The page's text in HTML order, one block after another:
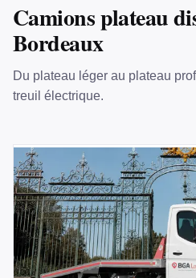
Camions plateau
Bordeaux
Du plateau léger au plateau
treuil électrique.